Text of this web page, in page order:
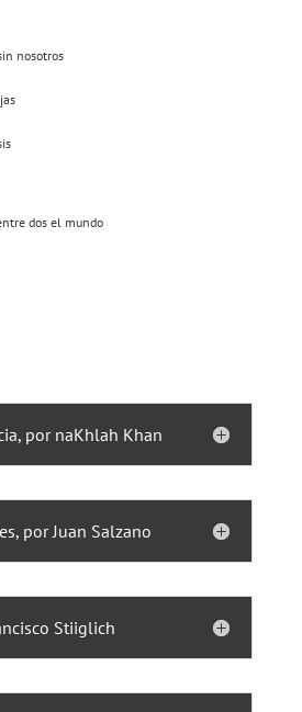
nosotros
dos el mundo
por naKhlah Khan
por Juan Salzano
Stiiglich